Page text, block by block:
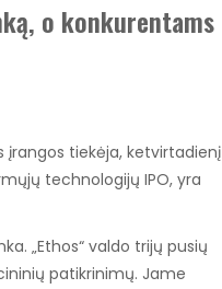
o konkurentams
įrangos tiekėja, ketvirtadienį
technologijų IPO, yra
„Ethos“ valdo trijų pusių
patikrinimų. Jame